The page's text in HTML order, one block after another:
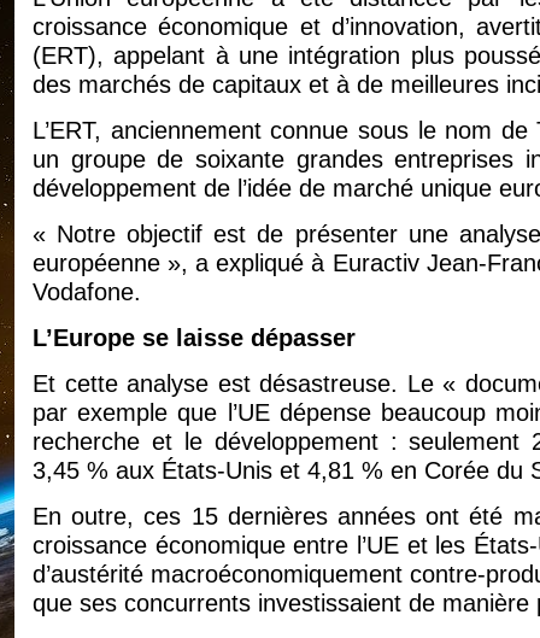
croissance économique et d’innovation,
(ERT), appelant à une intégration plus
des marchés de capitaux et à de meilleures
L’ERT, anciennement connue sous le nom
un groupe de soixante grandes entreprises
développement de l’idée de marché unique
« Notre objectif est de présenter une
européenne », a expliqué à Euractiv Jean-
Vodafone.
L’Europe se laisse dépasser
Et cette analyse est désastreuse. Le «
par exemple que l’UE dépense beaucoup
recherche et le développement :
3,45 % aux États-Unis et 4,81 % en Corée du
En outre, ces 15 dernières années ont été
croissance économique entre l’UE et les
d’austérité macroéconomiquement contre-
que ses concurrents investissaient de manière